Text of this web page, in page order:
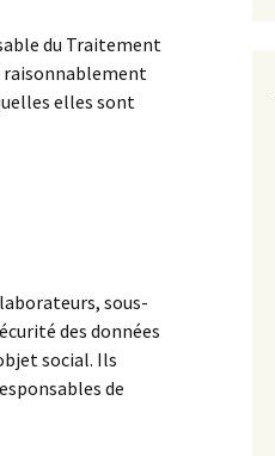
du Traitement
raisonnablement
elles sont
sous-
des données
social. Ils
de